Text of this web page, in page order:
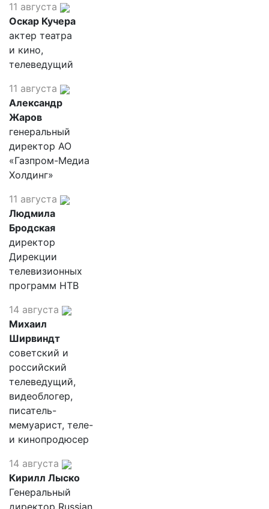
11 августа
Оскар Кучера
актер театра
и кино,
телеведущий
11 августа
Александр
Жаров
генеральный
директор АО
«Газпром-Медиа
Холдинг»
11 августа
Людмила
Бродская
директор
Дирекции
телевизионных
программ НТВ
14 августа
Михаил
Ширвиндт
советский и
российский
телеведущий,
видеоблогер,
писатель-
мемуарист, теле-
и кинопродюсер
14 августа
Кирилл Лыско
Генеральный
директор Russian